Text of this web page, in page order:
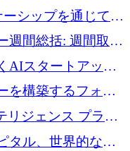
築するために 900
シップを通じて通
するための投資部
週間総括: 週間取引
年上半期の主要
AIスタートアップ
ィスを開設
を構築するフォト
対応する
リジェンス プラッ
万ユーロを投資
タル、世界的なス